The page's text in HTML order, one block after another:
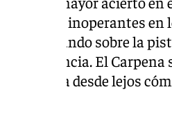
mostrado inoperantes
volando sobre la
la diferencia. El Carpena
Spor veía desde lejos